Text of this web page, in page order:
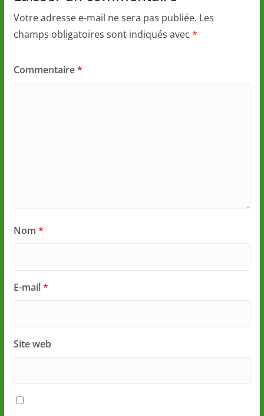
Votre adresse e-mail ne sera pas publiée. Les
champs obligatoires sont indiqués avec *
Commentaire*
Nom *
E-mail*
Site web